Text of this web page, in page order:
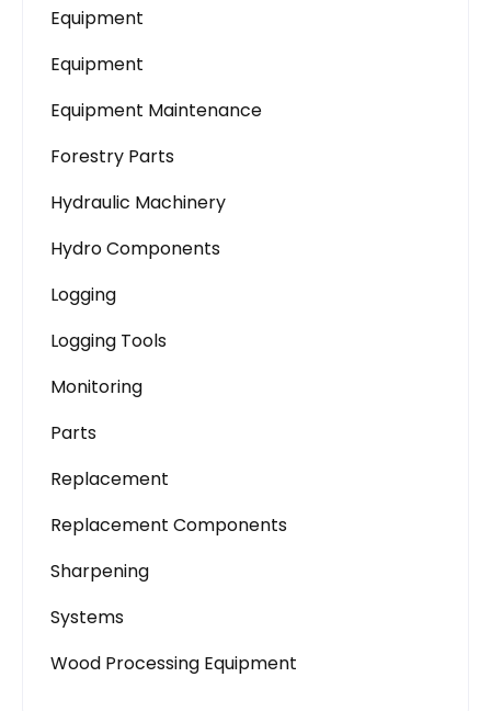
Equipment
Equipment
Equipment Maintenance
Forestry Parts
Hydraulic Machinery
Hydro Components
Logging
Logging Tools
Monitoring
Parts
Replacement
Replacement Components
Sharpening
Systems
Wood Processing Equipment